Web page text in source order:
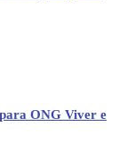
ONG Viver e